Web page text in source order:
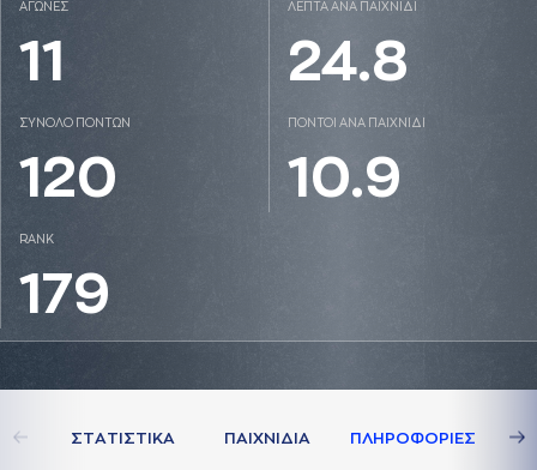
ΑΓΩΝΕΣ
11
ΛΕΠΤΑ ΑΝΑ ΠΑΙΧΝΙΔΙ
24.8
ΣΥΝΟΛΟ ΠΟΝΤΩΝ
120
ΠΟΝΤΟΙ ΑΝΑ ΠΑΙΧΝΙΔΙ
10.9
RANK
179
ΣΤAΤΙΣΤΙΚA ΠAΙΧΝΙΔΙA ΠΛΗΡΟΦΟΡΙΕΣ